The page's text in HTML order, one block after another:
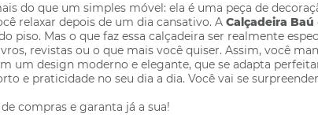
do que um simples móvel: ela é uma peça de
relaxar depois de um dia cansativo. ACalçadeira Baú
piso. Mas o que faz essa calçadeira ser realmente
revistas ou o que mais você quiser. Assim, você
um design moderno e elegante, que se adapta
e praticidade no seu dia a dia. Você vai se
compras e garanta já a sua!